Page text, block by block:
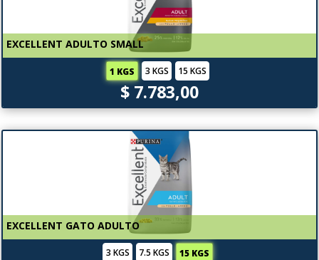
EXCELLENT ADULTO SMALL
1 KGS 3 KGS 15 KGS
$ 7.783,00
EXCELLENT GATO ADULTO
3 KGS 7.5 KGS 15 KGS